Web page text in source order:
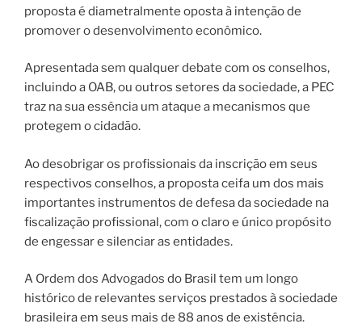
proposta é diametralmente oposta à intenção de
promover o desenvolvimento econômico.
Apresentada sem qualquer debate com os conselhos,
incluindo a OAB, ou outros setores da sociedade, a PEC
traz na sua essência um ataque a mecanismos que
protegem o cidadão.
Ao desobrigar os profissionais da inscrição em seus
respectivos conselhos, a proposta ceifa um dos mais
importantes instrumentos de defesa da sociedade na
fiscalização profissional, com o claro e único propósito
de engessar e silenciar as entidades.
A Ordem dos Advogados do Brasil tem um longo
histórico de relevantes serviços prestados à sociedade
brasileira em seus mais de 88 anos de existência.